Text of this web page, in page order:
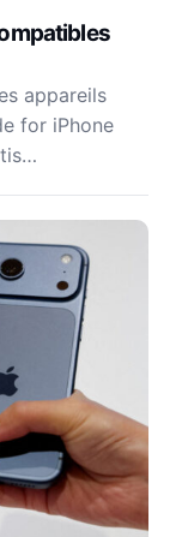
appareils
for iPhone